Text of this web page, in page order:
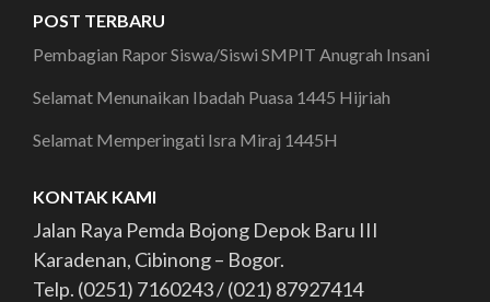
POST TERBARU
Pembagian Rapor Siswa/Siswi SMPIT Anugrah Insani
Selamat Menunaikan Ibadah Puasa 1445 Hijriah
Selamat Memperingati Isra Miraj 1445H
KONTAK KAMI
Jalan Raya Pemda Bojong Depok Baru III
Karadenan, Cibinong – Bogor.
Telp. (0251) 7160243 / (021) 87927414